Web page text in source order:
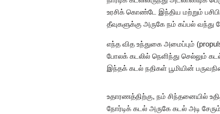
உரசிக் கொண்டே இந்திய மற்றும்
தீவுகளுக்கு அருகே நம் கப்பல்
எந்த வித உந்துகை அமைப்பும்
போலக் கடலில் நெளிந்து செல்லும்
இந்தக் கடல் நதிகள் பூமியின்
உதாரணத்திற்கு, நம் சிந்தனையில்
நோர்டிக் கடல் அருகே கடல் அடி